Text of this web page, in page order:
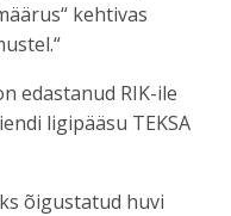
kehtivas
edastanud RIK-ile
ligipääsu TEKSA
õigustatud huvi